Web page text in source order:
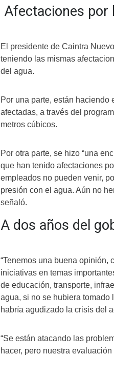
Afectaciones por
El presidente de Caintra
teniendo las mismas
del agua.
Por una parte, están haciendo
afectadas, a través del
metros cúbicos.
Por otra parte, se hizo “una
que han tenido afectaciones
empleados no pueden venir,
presión con el agua. Aún no
señaló.
A dos años del
“Tenemos una buena opinión,
iniciativas en temas
de educación, transporte,
agua, si no se hubiera
habría agudizado la crisis del
“Se están atacando las
hacer, pero nuestra